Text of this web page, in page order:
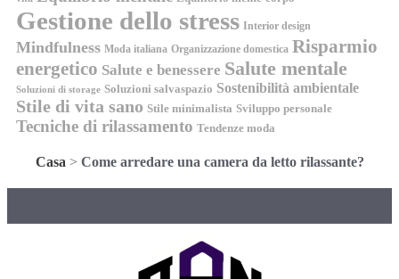
Gestione dello stress Interior design
Mindfulness Moda italiana Organizzazione domestica Risparmio
energetico Salute e benessere Salute mentale
Soluzioni di storage Soluzioni salvaspazio Sostenibilità ambientale
Stile di vita sano Stile minimalista Sviluppo personale
Tecniche di rilassamento Tendenze moda
Casa > Come arredare una camera da letto rilassante?